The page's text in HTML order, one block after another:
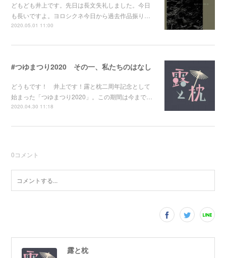
どもども井上です。先日は長文失礼しました。今日
も長いですよ。ヨロシクネ今日から過去作品振り…
2020.05.01 11:00
#つゆまつり2020 その一、私たちのはなし
どうもです！ 井上です！露と枕二周年記念として
始まった「つゆまつり2020」。この期間は今まで…
2020.04.30 11:18
0コメント
露と枕